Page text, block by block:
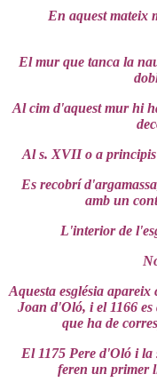
En aquest mateix
El mur que tanca la
Al cim d'aquest mur hi
Al s. XVII o a
Es recobrí
amb un
L'interior de
Aquesta església
Joan d'Oló, i el 1166
que ha de
El 1175 Pere d'Oló i la
feren un primer